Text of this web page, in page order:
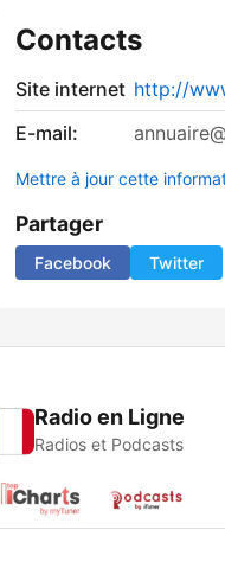
Contacts
Site internet http://
E-mail:
Mettre à jour cette
Partager
Facebook Twitter
Radio en Ligne
Radios et Podcasts